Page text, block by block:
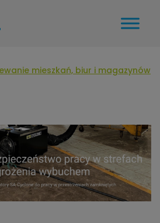
mieszkań, biur i magazynów